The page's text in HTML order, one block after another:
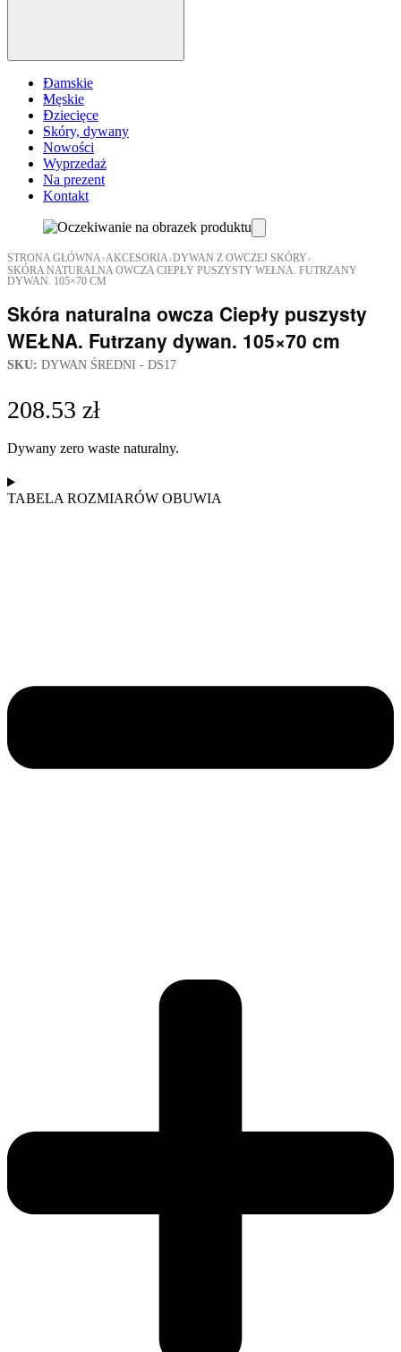
Damskie
Męskie
Dziecięce
Skóry, dywany
Nowości
Wyprzedaż
Na prezent
Kontakt
STRONA GŁÓWNA›AKCESORIA›DYWAN Z OWCZEJ SKÓRY›
SKÓRA NATURALNA OWCZA CIEPŁY PUSZYSTY WEŁNA. FUTRZANY
DYWAN. 105×70 CM
Skóra naturalna owcza Ciepły puszysty
WEŁNA. Futrzany dywan. 105×70 cm
SKU: DYWAN ŚREDNI - DS17
208.53 zł
Dywany zero waste naturalny.
TABELA ROZMIARÓW OBUWIA